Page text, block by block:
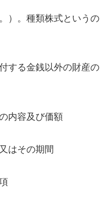
）。種類株式というの
する金銭以外の財産の
内容及び価額
はその期間